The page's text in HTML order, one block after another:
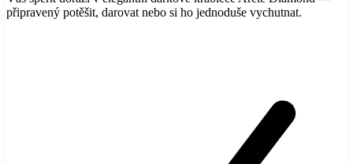
připravený potěšit, darovat nebo si ho jednoduše vychutnat.